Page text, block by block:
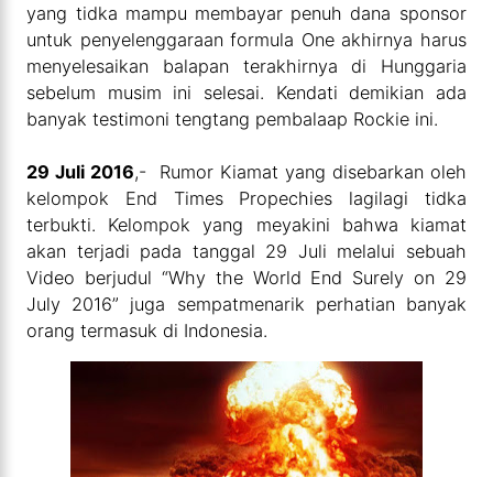
yang tidka mampu membayar penuh dana sponsor
untuk penyelenggaraan formula One akhirnya harus
menyelesaikan balapan terakhirnya di Hunggaria
sebelum musim ini selesai. Kendati demikian ada
banyak testimoni tengtang pembalaap Rockie ini.
29 Juli 2016,- Rumor Kiamat yang disebarkan oleh
kelompok End Times Propechies lagilagi tidka
terbukti. Kelompok yang meyakini bahwa kiamat
akan terjadi pada tanggal 29 Juli melalui sebuah
Video berjudul “Why the World End Surely on 29
July 2016” juga sempatmenarik perhatian banyak
orang termasuk di Indonesia.